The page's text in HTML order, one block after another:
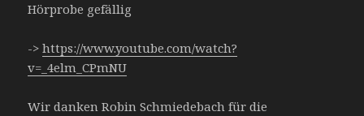
Hörprobe gefällig
->https://www.youtube.com/watch?
v=_4elm_CPmNU
Wir danken Robin Schmiedebach für die